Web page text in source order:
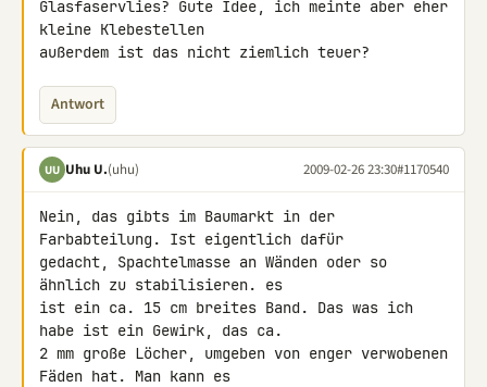
Glasfaservlies? Gute Idee, ich meinte aber eher
kleine Klebestellen
außerdem ist das nicht ziemlich teuer?
Antwort
UU Uhu U.(uhu) 2009-02-26 23:30#1170540
Nein, das gibts im Baumarkt in der
Farbabteilung. Ist eigentlich dafür
gedacht, Spachtelmasse an Wänden oder so
ähnlich zu stabilisieren. es
ist ein ca. 15 cm breites Band. Das was ich
habe ist ein Gewirk, das ca.
2 mm große Löcher, umgeben von enger verwobenen
Fäden hat. Man kann es